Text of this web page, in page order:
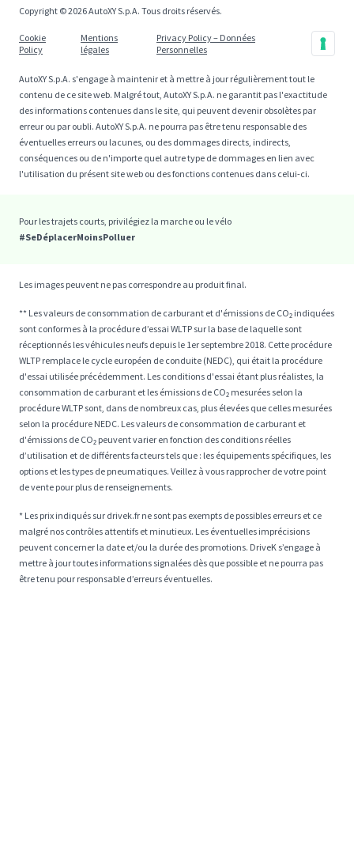
Copyright © 2026 AutoXY S.p.A. Tous droits réservés.
Cookie
Policy
Mentions
légales
Privacy Policy – Données
Personnelles
AutoXY S.p.A. s'engage à maintenir et à mettre à jour régulièrement tout le
contenu de ce site web. Malgré tout, AutoXY S.p.A. ne garantit pas l'exactitude
des informations contenues dans le site, qui peuvent devenir obsolètes par
erreur ou par oubli. AutoXY S.p.A. ne pourra pas être tenu responsable des
éventuelles erreurs ou lacunes, ou des dommages directs, indirects,
conséquences ou de n'importe quel autre type de dommages en lien avec
l'utilisation du présent site web ou des fonctions contenues dans celui-ci.
Pour les trajets courts, privilégiez la marche ou le vélo
#SeDéplacerMoinsPolluer
Les images peuvent ne pas correspondre au produit final.
** Les valeurs de consommation de carburant et d'émissions de CO₂ indiquées
sont conformes à la procédure d’essai WLTP sur la base de laquelle sont
réceptionnés les véhicules neufs depuis le 1er septembre 2018. Cette procédure
WLTP remplace le cycle européen de conduite (NEDC), qui était la procédure
d'essai utilisée précédemment. Les conditions d'essai étant plus réalistes, la
consommation de carburant et les émissions de CO₂ mesurées selon la
procédure WLTP sont, dans de nombreux cas, plus élevées que celles mesurées
selon la procédure NEDC. Les valeurs de consommation de carburant et
d'émissions de CO₂ peuvent varier en fonction des conditions réelles
d’utilisation et de différents facteurs tels que : les équipements spécifiques, les
options et les types de pneumatiques. Veillez à vous rapprocher de votre point
de vente pour plus de renseignements.
* Les prix indiqués sur drivek.fr ne sont pas exempts de possibles erreurs et ce
malgré nos contrôles attentifs et minutieux. Les éventuelles imprécisions
peuvent concerner la date et/ou la durée des promotions. DriveK s’engage à
mettre à jour toutes informations signalées dès que possible et ne pourra pas
être tenu pour responsable d’erreurs éventuelles.